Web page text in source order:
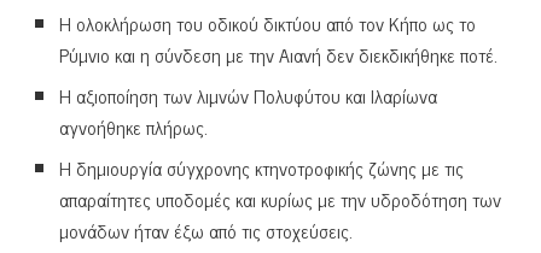
Η ολοκλήρωση του οδικού δικτύου από τον Κήπο ως το
Ρύμνιο και η σύνδεση με την Αιανή δεν διεκδικήθηκε ποτέ.
Η αξιοποίηση των λιμνών Πολυφύτου και Ιλαρίωνα
αγνοήθηκε πλήρως.
Η δημιουργία σύγχρονης κτηνοτροφικής ζώνης με τις
απαραίτητες υποδομές και κυρίως με την υδροδότηση των
μονάδων ήταν έξω από τις στοχεύσεις.